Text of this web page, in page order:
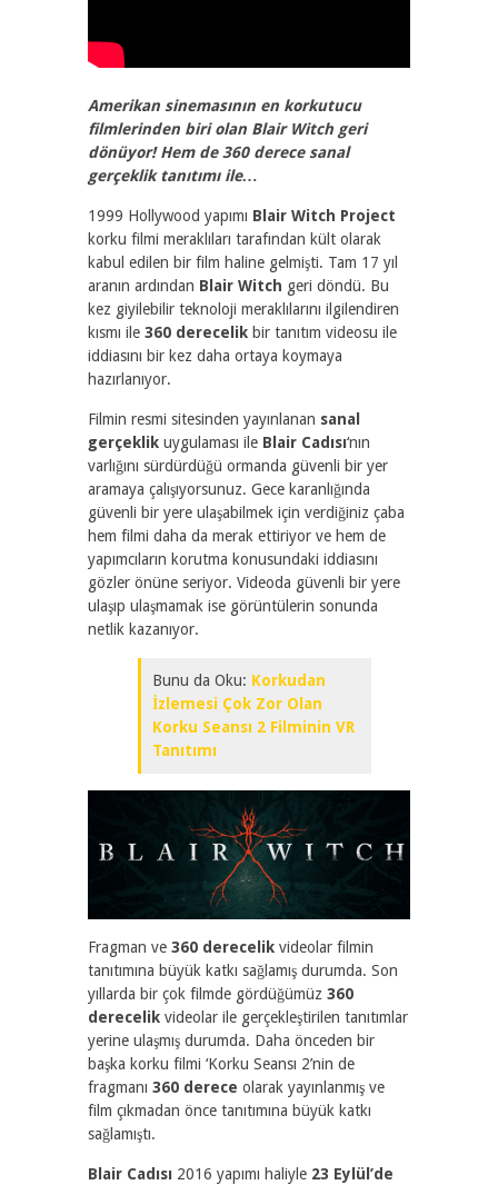
Amerikan sinemasının en korkutucu
filmlerinden biri olan Blair Witch geri
dönüyor! Hem de 360 derece sanal
gerçeklik tanıtımı ile…
1999 Hollywood yapımı Blair Witch Project
korku filmi meraklıları tarafından kült olarak
kabul edilen bir film haline gelmişti. Tam 17 yıl
aranın ardından Blair Witch geri döndü. Bu
kez giyilebilir teknoloji meraklılarını ilgilendiren
kısmı ile 360 derecelik bir tanıtım videosu ile
iddiasını bir kez daha ortaya koymaya
hazırlanıyor.
Filmin resmi sitesinden yayınlanan sanal
gerçeklik uygulaması ile Blair Cadısı‘nın
varlığını sürdürdüğü ormanda güvenli bir yer
aramaya çalışıyorsunuz. Gece karanlığında
güvenli bir yere ulaşabilmek için verdiğiniz çaba
hem filmi daha da merak ettiriyor ve hem de
yapımcıların korutma konusundaki iddiasını
gözler önüne seriyor. Videoda güvenli bir yere
ulaşıp ulaşmamak ise görüntülerin sonunda
netlik kazanıyor.
Bunu da Oku: Korkudan
İzlemesi Çok Zor Olan
Korku Seansı 2 Filminin VR
Tanıtımı
Fragman ve 360 derecelik videolar filmin
tanıtımına büyük katkı sağlamış durumda. Son
yıllarda bir çok filmde gördüğümüz 360
derecelik videolar ile gerçekleştirilen tanıtımlar
yerine ulaşmış durumda. Daha önceden bir
başka korku filmi ‘Korku Seansı 2’nin de
fragmanı 360 derece olarak yayınlanmış ve
film çıkmadan önce tanıtımına büyük katkı
sağlamıştı.
Blair Cadısı 2016 yapımı haliyle 23 Eylül’de